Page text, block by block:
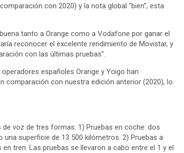
con 2020) y la nota global “bien”, esta
tanto a Orange como a Vodafone por ganar el
reconocer el excelente rendimiento de Movistar, y
con las últimas pruebas”.
españoles Orange y Yoigo han
comparación con nuestra edición anterior (2020), lo
voz de tres formas: 1) Pruebas en coche: dos
superficie de 13 500 kilómetros. 2) Pruebas a
tren. Las pruebas se llevaron a cabo entre el 1 y el